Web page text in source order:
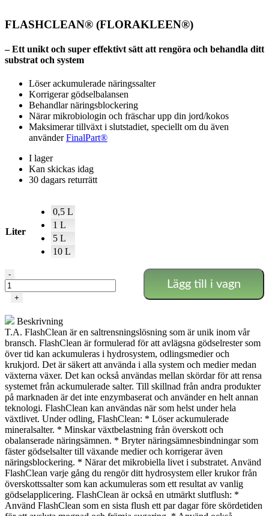
FLASHCLEAN® (FLORAKLEEN®)
– Ett unikt och super effektivt sätt att rengöra och behandla ditt
substrat och system
Löser ackumulerade näringssalter
Korrigerar gödselbalansen
Behandlar näringsblockering
Närar mikrobiologin och fräschar upp din jord/kokos
Maksimerar tillväxt i slutstadiet, speciellt om du även
använderFinalPart®
I lager
Kan skickas idag
30 dagars returrätt
Liter
0,5 L
1 L
5 L
10 L
Terra
Aquatica
-
mängd
-
+
Lägg till i vagn
Beskrivning
T.A. FlashClean är en saltrensningslösning som är unik inom vår
bransch. FlashClean är formulerad för att avlägsna gödselrester som
över tid kan ackumuleras i hydrosystem, odlingsmedier och
krukjord. Det är säkert att använda i alla system och medier medan
växterna växer. Det kan också användas mellan skördar för att rensa
systemet från ackumulerade salter. Till skillnad från andra produkter
på marknaden är det inte enzymbaserat och använder en helt annan
teknologi. FlashClean kan användas när som helst under hela
växtlivet. Under odling, FlashClean: * Löser ackumulerade
mineralsalter. * Minskar växtbelastning från överskott och
obalanserade näringsämnen. * Bryter näringsämnesbindningar som
fäster gödselsalter till växande medier och korrigerar även
näringsblockering. * Närar det mikrobiella livet i substratet. Använd
FlashClean varje gång du rengör ditt hydrosystem eller krukor från
överskottssalter som kan ackumuleras som ett resultat av vanlig
gödselapplicering. FlashClean är också en utmärkt slutflush: *
Använd FlashClean som en sista flush ett par dagar före skördetiden